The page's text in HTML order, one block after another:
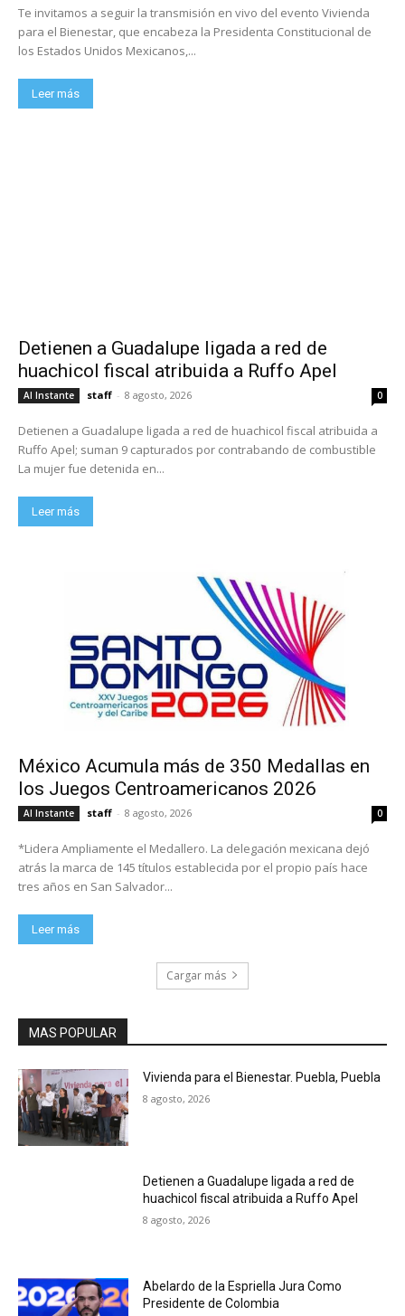
Te invitamos a seguir la transmisión en vivo del evento Vivienda
para el Bienestar, que encabeza la Presidenta Constitucional de
los Estados Unidos Mexicanos,...
Leer más
Detienen a Guadalupe ligada a red de
huachicol fiscal atribuida a Ruffo Apel
Al Instante staff - 8 agosto, 2026 0
Detienen a Guadalupe ligada a red de huachicol fiscal atribuida a
Ruffo Apel; suman 9 capturados por contrabando de combustible
La mujer fue detenida en...
Leer más
México Acumula más de 350 Medallas en
los Juegos Centroamericanos 2026
Al Instante staff - 8 agosto, 2026 0
*Lidera Ampliamente el Medallero. La delegación mexicana dejó
atrás la marca de 145 títulos establecida por el propio país hace
tres años en San Salvador...
Leer más
Cargar más
MAS POPULAR
Vivienda para el Bienestar. Puebla, Puebla
8 agosto, 2026
Detienen a Guadalupe ligada a red de
huachicol fiscal atribuida a Ruffo Apel
8 agosto, 2026
Abelardo de la Espriella Jura Como
Presidente de Colombia